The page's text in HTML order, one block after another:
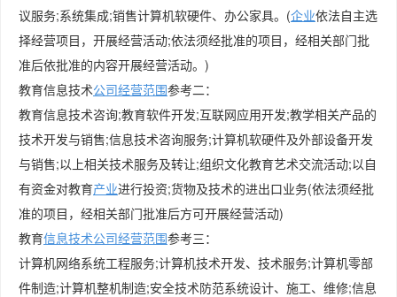
议服务;系统集成;销售计算机软硬件、办公家具。(企业依法自主选
择经营项目，开展经营活动;依法须经批准的项目，经相关部门批
准后依批准的内容开展经营活动。)
教育信息技术公司经营范围参考二：
教育信息技术咨询;教育软件开发;互联网应用开发;教学相关产品的
技术开发与销售;信息技术咨询服务;计算机软硬件及外部设备开发
与销售;以上相关技术服务及转让;组织文化教育艺术交流活动;以自
有资金对教育产业进行投资;货物及技术的进出口业务(依法须经批
准的项目，经相关部门批准后方可开展经营活动)
教育信息技术公司经营范围参考三：
计算机网络系统工程服务;计算机技术开发、技术服务;计算机零部
件制造;计算机整机制造;安全技术防范系统设计、施工、维修;信息